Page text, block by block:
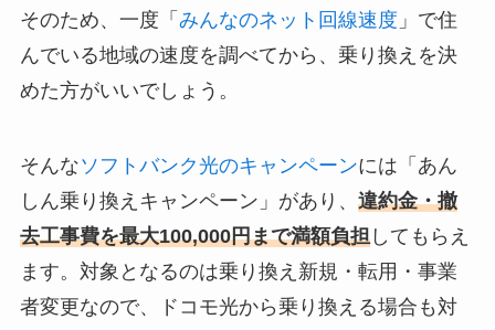
そのため、一度「 みんなのネット回線速度 」で住
んでいる地域の速度を調べてから、乗り換えを決
めた方がいいでしょう。
そんなソフトバンク光のキャンペーンには「あん
しん乗り換えキャンペーン」があり、 違約金・撤
去工事費を最大100,000円まで満額負担してもらえ
ます。対象となるのは乗り換え新規・転用・事業
者変更なので、ドコモ光から乗り換える場合も対